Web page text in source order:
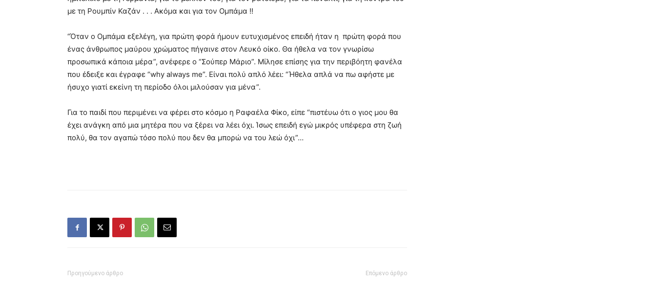
με τη Ρουμπίν Καζάν . . . Ακόμα και για τον Ομπάμα !!
“Όταν ο Ομπάμα εξελέγη, για πρώτη φορά ήμουν ευτυχισμένος επειδή ήταν η πρώτη φορά που
ένας άνθρωπος μαύρου χρώματος πήγαινε στον Λευκό οίκο. Θα ήθελα να τον γνωρίσω
προσωπικά κάποια μέρα”, ανέφερε ο “Σούπερ Μάριο”. Μίλησε επίσης για την περιβόητη φανέλα
που έδειξε και έγραφε “why always me”. Είναι πολύ απλό λέει: “Ήθελα απλά να πω αφήστε με
ήσυχο γιατί εκείνη τη περίοδο όλοι μιλούσαν για μένα”.
Για το παιδί που περιμένει να φέρει στο κόσμο η Ραφαέλα Φίκο, είπε “πιστέυω ότι ο γιος μου θα
έχει ανάγκη από μια μητέρα που να ξέρει να λέει όχι. Ίσως επειδή εγώ μικρός υπέφερα στη ζωή
πολύ, θα τον αγαπώ τόσο πολύ που δεν θα μπορώ να του λεώ όχι”…
Προηγούμενο άρθρο Επόμενο άρθρο